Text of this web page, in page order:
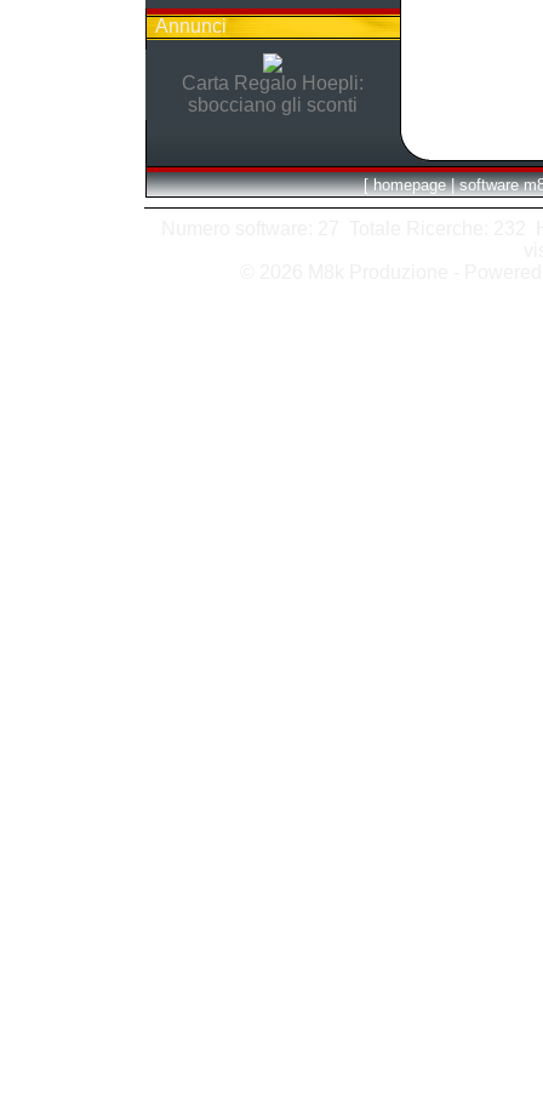
Annunci
Carta Regalo Hoepli:
sbocciano gli sconti
[ homepage | software